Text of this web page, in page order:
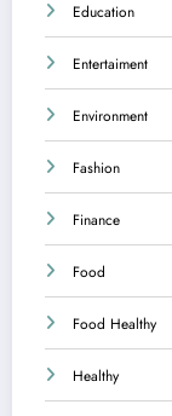
Education
Entertaiment
Environment
Fashion
Finance
Food
Food Healthy
Healthy